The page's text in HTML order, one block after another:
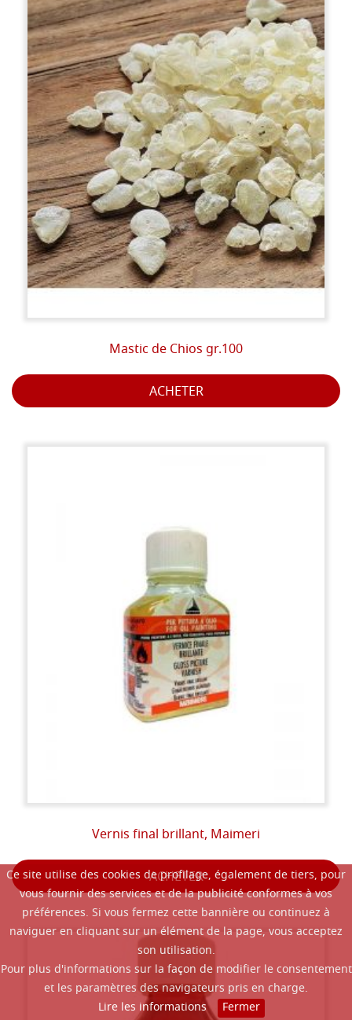
Ce site utilise des cookies de profilage, également de tiers, pour
vous fournir des services et de la publicité conformes à vos
préférences. Si vous fermez cette bannière ou continuez à
naviguer en cliquant sur un élément de la page, vous acceptez
son utilisation.
Pour plus d'informations sur la façon de modifier le consentement
et les paramètres des navigateurs pris en charge.
Lire les informations
Fermer
Mastic de Chios gr.100
ACHETER
Vernis final brillant, Maimeri
ACHETER